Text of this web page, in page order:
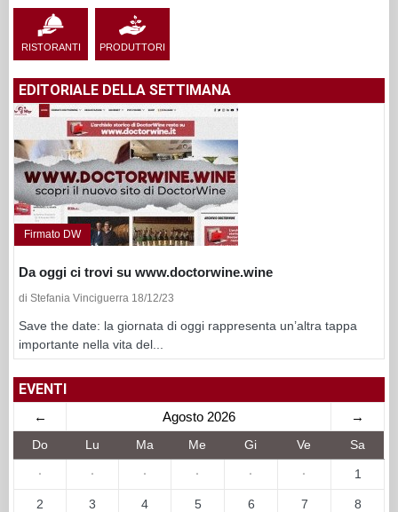
RISTORANTI PRODUTTORI
EDITORIALE DELLA SETTIMANA
Firmato DW
Da oggi ci trovi su www.doctorwine.wine
di Stefania Vinciguerra 18/12/23
Save the date: la giornata di oggi rappresenta un’altra tappa
importante nella vita del...
EVENTI
← Agosto 2026 →
Do Lu Ma Me Gi Ve Sa
· · · · · · 1
2 3 4 5 6 7 8